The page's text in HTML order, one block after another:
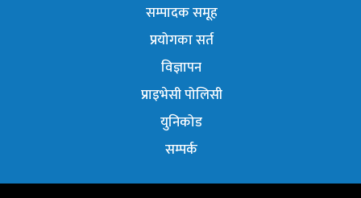
सम्पादक समूह
प्रयोगका सर्त
विज्ञापन
प्राइभेसी पोलिसी
युनिकोड
सम्पर्क